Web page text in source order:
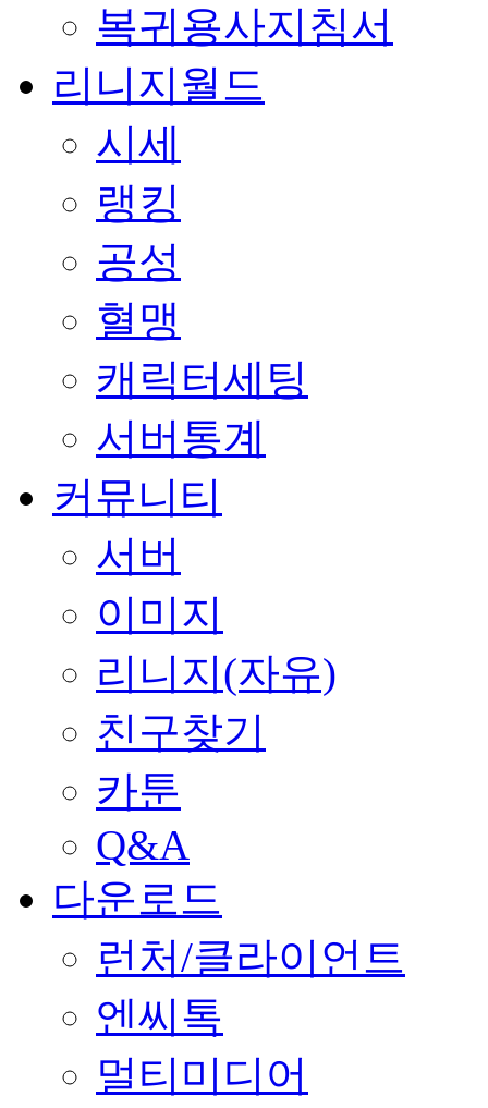
복귀용사지침서
리니지월드
시세
랭킹
공성
혈맹
캐릭터세팅
서버통계
커뮤니티
서버
이미지
리니지(자유)
친구찾기
카툰
Q&A
다운로드
런처/클라이언트
엔씨톡
멀티미디어